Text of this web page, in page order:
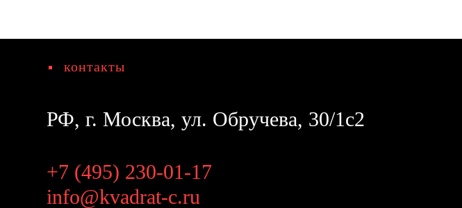
контакты
РФ, г. Москва, ул. Обручева, 30/1с2
+7 (495) 230-01-17
info@kvadrat-c.ru